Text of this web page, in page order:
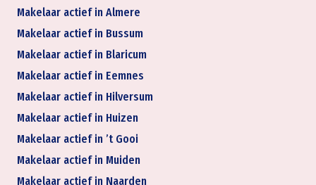
Makelaar actief in Almere
Makelaar actief in Bussum
Makelaar actief in Blaricum
Makelaar actief in Eemnes
Makelaar actief in Hilversum
Makelaar actief in Huizen
Makelaar actief in ’t Gooi
Makelaar actief in Muiden
Makelaar actief in Naarden